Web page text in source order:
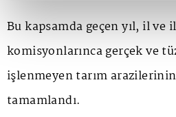
Bu kapsamda geçen yıl, il
komisyonlarınca gerçek ve
işlenmeyen tarım
tamamlandı.